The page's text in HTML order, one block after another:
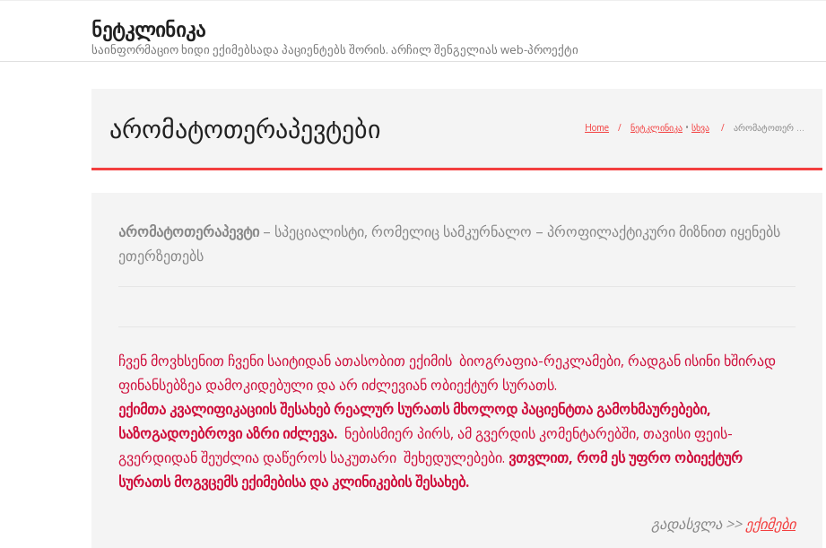
content
ნეტკლინიკა
საინფორმაციო ხიდი ექიმებსადა პაციენტებს შორის. არჩილ შენგელიას web-პროექტი
ᲐᲠᲝᲛᲐᲢᲝᲗᲔᲠᲐᲞᲔᲕᲢᲔᲑᲘ Home / ნეტკლინიკა • სხვა / არომატოთერ …
არომატოთერაპევტი – სპეციალისტი, რომელიც სამკურნალო – პროფილაქტიკური მიზნით იყენებს
ეთერზეთებს
ჩვენ მოვხსენით ჩვენი საიტიდან ათასობით ექიმის ბიოგრაფია-რეკლამები, რადგან ისინი ხშირად
ფინანსებზეა დამოკიდებული და არ იძლევიან ობიექტურ სურათს.
ექიმთა კვალიფიკაციის შესახებ რეალურ სურათს მხოლოდ პაციენტთა გამოხმაურებები,
საზოგადოებროვი აზრი იძლევა. ნებისმიერ პირს, ამ გვერდის კომენტარებში, თავისი ფეის-
გვერდიდან შეუძლია დაწეროს საკუთარი შეხედულებები. ვთვლით, რომ ეს უფრო ობიექტურ
სურათს მოგვცემს ექიმებისა და კლინიკების შესახებ.
გადასვლა >>ექიმები